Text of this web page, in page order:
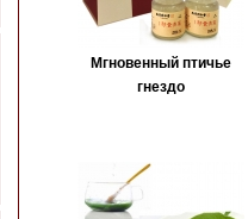
Мгновенный птичье
гнездо